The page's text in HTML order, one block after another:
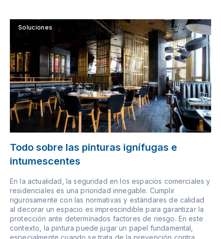
Soluciones
Todo sobre las pinturas ignífugas e
intumescentes
En la actualidad, la seguridad en los espacios comerciales y
residenciales es una prioridad innegable. Cumplir
rigurosamente con las normativas y estándares de calidad
al decorar un espacio es imprescindible para garantizar la
protección ante determinados factores de riesgo. En este
contexto, la pintura puede jugar un papel fundamental,
especialmente cuando se trata de la prevención contra